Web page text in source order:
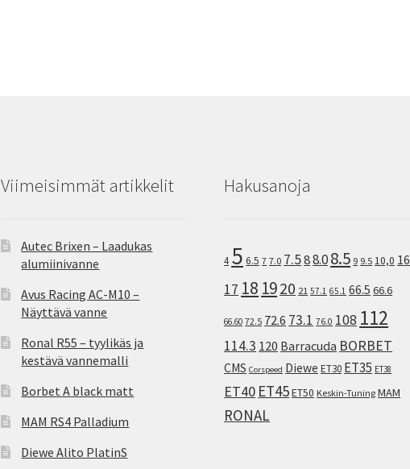
Viimeisimmät artikkelit
Autec Brixen – Laadukas
alumiinivanne
Avus Racing AC-M10 –
Näyttävä vanne
Ronal R55 – tyylikäs ja
kestävä vannemalli
Borbet A black matt
MAM RS4 Palladium
Diewe Alito PlatinS
Hakusanoja
4 5 6.5 7 7.0 7.588.08.5 9 9.5 10,0 16
17 18 1920 21 57.1 65.1 66.5 66.6
66.60 72.5 72.6 73.1 76.0 108 112
114.3 120 Barracuda BORBET
CMS Corspeed Diewe ET30 ET35 ET38
ET40 ET45ET50 Keskin-Tuning MAM
RONAL